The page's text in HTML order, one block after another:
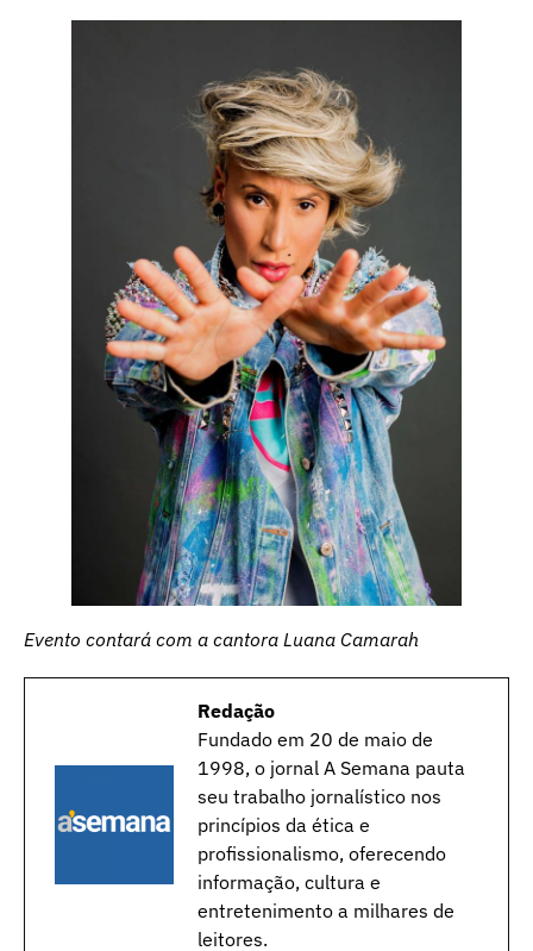
Evento contará com a cantora Luana Camarah
Redação
Fundado em 20 de maio de
1998, o jornal A Semana pauta
seu trabalho jornalístico nos
princípios da ética e
profissionalismo, oferecendo
informação, cultura e
entretenimento a milhares de
leitores.